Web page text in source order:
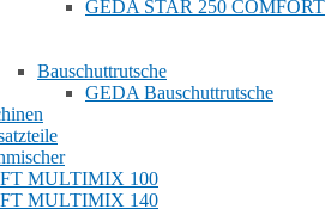
GEDA STAR 250 COMFORT
Bauschuttrutsche
GEDA Bauschuttrutsche
MULTIMIX 100
MULTIMIX 140